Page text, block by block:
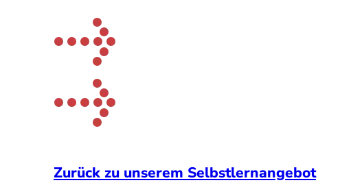
Zurück zu unserem Selbstlernangebot